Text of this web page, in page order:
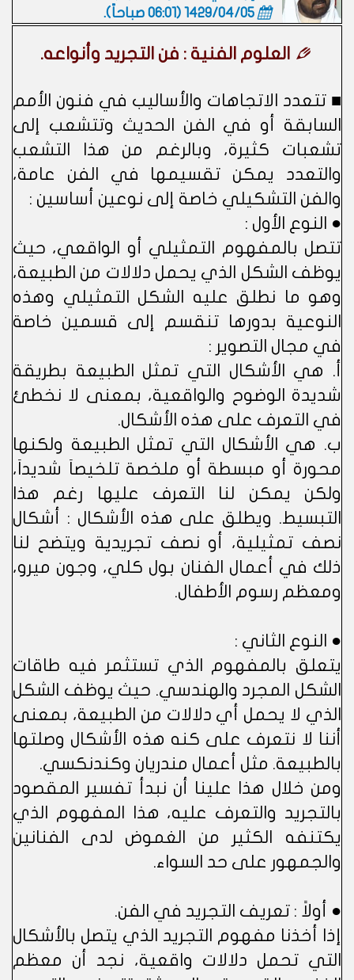
1429/04/05 (06:01 صباحاً)
.
العلوم الفنية : فن التجريد وأنواعه.
■ تتعدد الاتجاهات والأساليب في فنون الأمم
السابقة أو في الفن الحديث وتتشعب إلى
تشعبات كثيرة، وبالرغم من هذا التشعب
والتعدد يمكن تقسيمها في الفن عامة،
والفن التشكيلي خاصة إلى نوعين أساسين :
● النوع الأول :
تتصل بالمفهوم التمثيلي أو الواقعي، حيث
يوظف الشكل الذي يحمل دلالات من الطبيعة،
وهو ما نطلق عليه الشكل التمثيلي وهذه
النوعية بدورها تنقسم إلى قسمين خاصة
في مجال التصوير :
أ. هي الأشكال التي تمثل الطبيعة بطريقة
شديدة الوضوح والواقعية، بمعنى لا نخطئ
في التعرف على هذه الأشكال.
ب. هي الأشكال التي تمثل الطبيعة ولكنها
محورة أو مبسطة أو ملخصة تلخيصاَ شديداَ،
ولكن يمكن لنا التعرف عليها رغم هذا
التبسيط. ويطلق على هذه الأشكال : أشكال
نصف تمثيلية، أو نصف تجريدية ويتضح لنا
ذلك في أعمال الفنان بول كلي، وجون ميرو،
ومعظم رسوم الأطفال.
● النوع الثاني :
يتعلق بالمفهوم الذي تستثمر فيه طاقات
الشكل المجرد والهندسي. حيث يوظف الشكل
الذي لا يحمل أي دلالات من الطبيعة، بمعنى
أننا لا نتعرف على كنه هذه الأشكال وصلتها
بالطبيعة. مثل أعمال مندريان وكندنكسي.
ومن خلال هذا علينا أن نبدأ تفسير المقصود
بالتجريد والتعرف عليه، هذا المفهوم الذي
يكتنفه الكثير من الغموض لدى الفنانين
والجمهور على حد السواء.
● أولاً : تعريف التجريد في الفن.
إذا أخذنا مفهوم التجريد الذي يتصل بالأشكال
التي تحمل دلالات واقعية، نجد أن معظم